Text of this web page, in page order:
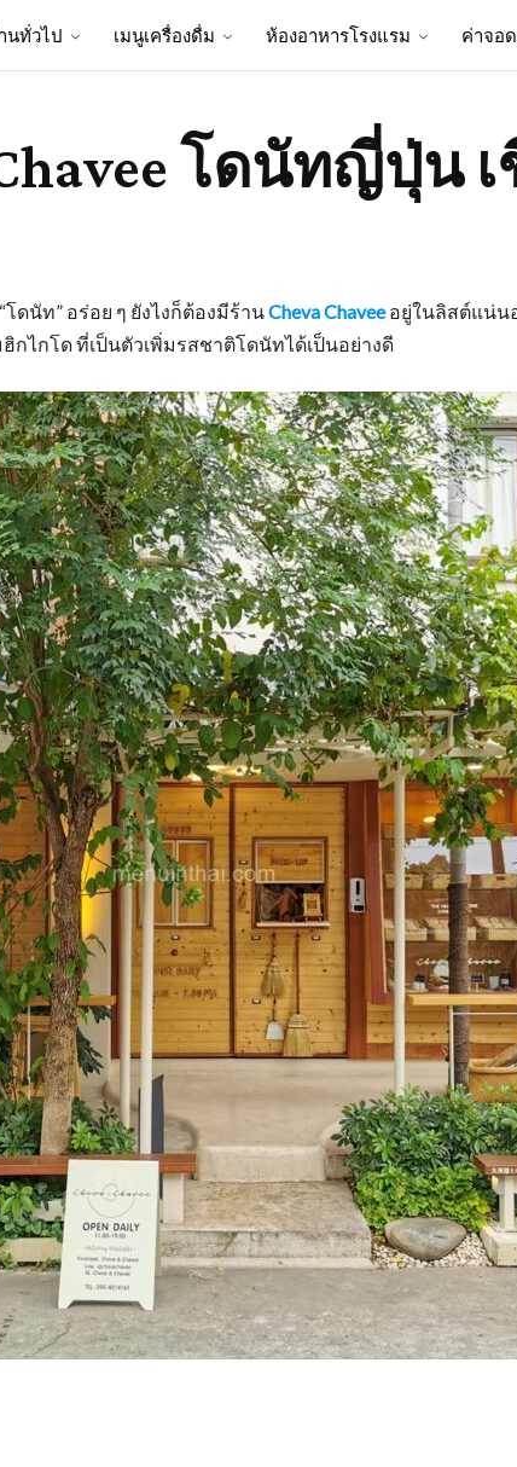
นทั่วไป เมนูเครื่องดื่ม ห้องอาหารโรงแรม ค่าจอ
โดนัทญี่ปุ่น
ดนัท” อร่อย ๆ ยังไงก็ต้องมีร้านCheva Chaveeอยู่ในลิสต์แน่น
ไกโด ที่เป็นตัวเพิ่มรสชาติโดนัทได้เป็นอย่างดี